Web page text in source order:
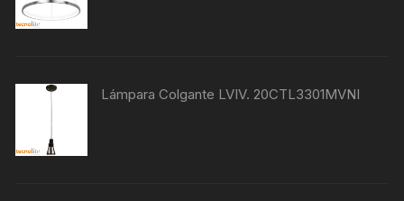
Lámpara Colgante LVIV. 20CTL3301MVNI